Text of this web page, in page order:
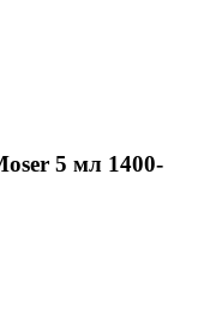
5 мл 1400-